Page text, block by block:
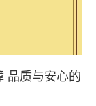
品质与安心的